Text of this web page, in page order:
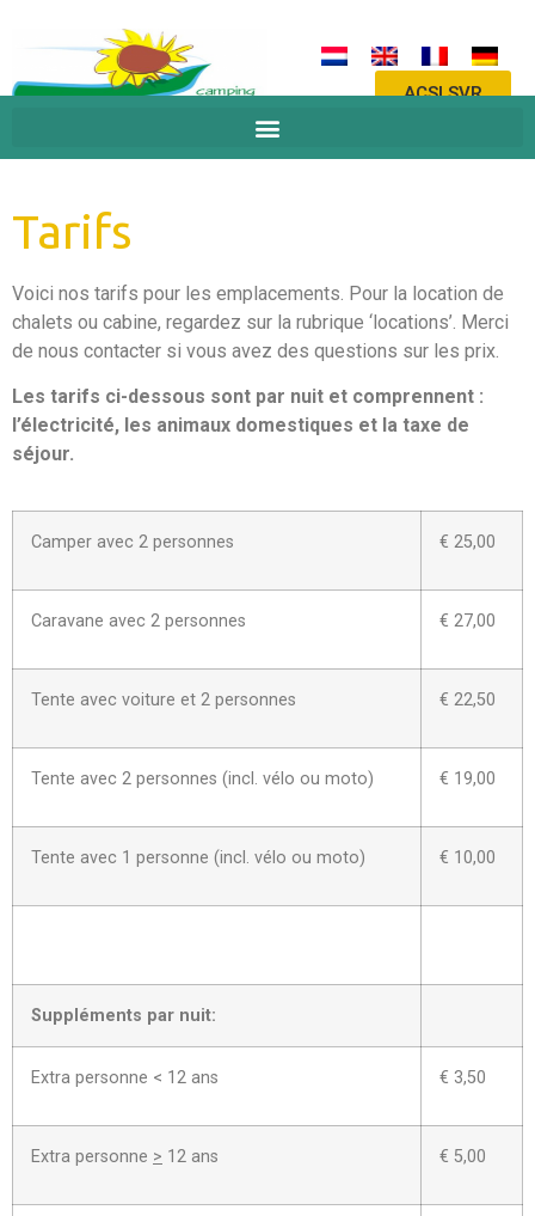
ACSI SVR
Tarifs
Voici nos tarifs pour les emplacements. Pour la location de
chalets ou cabine, regardez sur la rubrique ‘locations’. Merci
de nous contacter si vous avez des questions sur les prix.
Les tarifs ci-dessous sont par nuit et comprennent :
l’électricité, les animaux domestiques et la taxe de
séjour.
Camper avec 2 personnes € 25,00
Caravane avec 2 personnes € 27,00
Tente avec voiture et 2 personnes € 22,50
Tente avec 2 personnes (incl. vélo ou moto) € 19,00
Tente avec 1 personne (incl. vélo ou moto) € 10,00
Suppléments par nuit:
Extra personne < 12 ans € 3,50
Extra personne > 12 ans € 5,00